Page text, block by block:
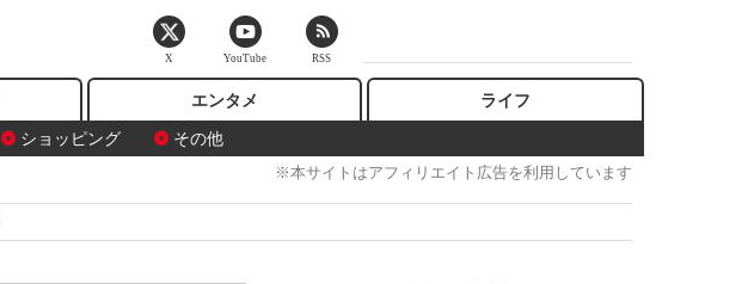
ショッピング その他
エンタメ ライフ
※本サイトはアフィリエイト広告を利用しています
X YouTube RSS